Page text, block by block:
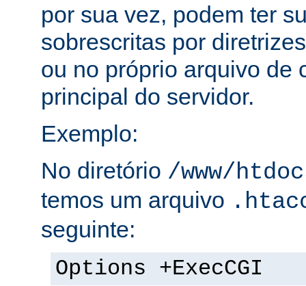
por sua vez, podem ter
sobrescritas por
ou no próprio arquivo de
principal do servidor.
Exemplo:
No diretório /www/
temos um arquivo
seguinte:
Options +ExecCGI